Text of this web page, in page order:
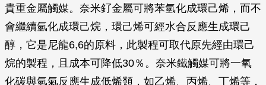
貴重金屬觸媒。奈米釕金屬可將苯氫化成環己烯，而不
會繼續氫化成環己烷，環己烯可經水合反應生成環己
醇，它是尼龍6,6的原料，此製程可取代原先經由環己
烷的製程，且成本可降低30％。奈米鐵觸媒可將一氧
化碳與氫氣反應生成低烯類，如乙烯、丙烯、丁烯等，